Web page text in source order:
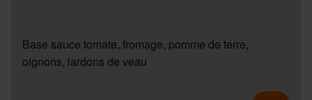
Base sauce tomate, fromage, pomme de terre,
oignons, lardons de veau